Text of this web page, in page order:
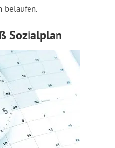
belaufen.
Sozialplan